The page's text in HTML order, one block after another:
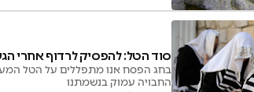
סוד הטל: להפסיק לרדוף אחרי
בחג הפסח אנו מתפללים על הטל
החבויה עמוק בנשמתנו